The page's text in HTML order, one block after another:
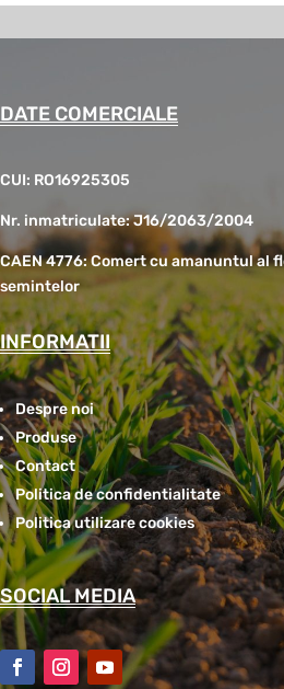
DATE COMERCIALE
CUI: RO16925305
Nr. inmatriculate: J16/2063/2004
CAEN 4776: Comert cu amanuntul al
semintelor
INFORMATII
Despre noi
Produse
Contact
Politica de confidentialitate
Politica utilizare cookies
SOCIAL MEDIA